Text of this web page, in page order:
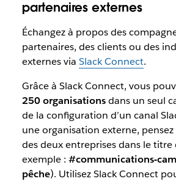
partenaires externes
Échangez à propos des
partenaires, des clients ou des
externes via Slack Connect.
Grâce à Slack Connect, vous
250 organisationsdans un seul
de la configuration d’un canal
une organisation externe,
des deux entreprises dans le
exemple : #communications-
pêche). Utilisez Slack Connect